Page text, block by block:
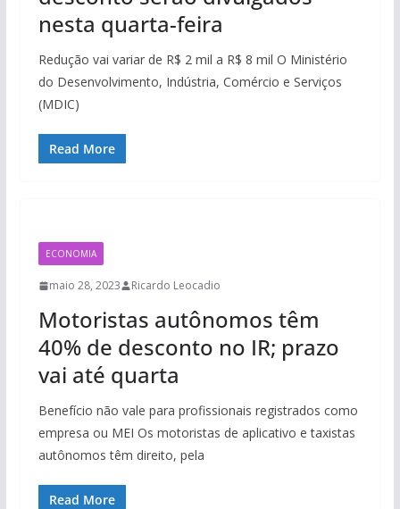
nesta quarta-feira
Redução vai variar de R$ 2 mil a R$ 8 mil O Ministério
do Desenvolvimento, Indústria, Comércio e Serviços
(MDIC)
Read More
ECONOMIA
maio 28, 2023 Ricardo Leocadio
Motoristas autônomos têm
40% de desconto no IR; prazo
vai até quarta
Benefício não vale para profissionais registrados como
empresa ou MEI Os motoristas de aplicativo e taxistas
autônomos têm direito, pela
Read More